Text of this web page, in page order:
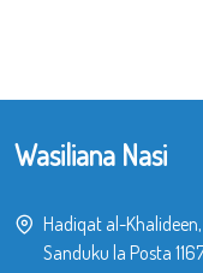
Wasiliana Nasi
Hadiqat al-Khalideen,
Sanduku la Posta